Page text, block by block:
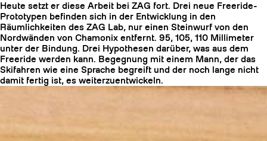
HARSCHEISEN
Heute setzt er diese Arbeit bei ZAG fort. Drei neue Freeride-
Prototypen befinden sich in der Entwicklung in den
Räumlichkeiten des ZAG Lab, nur einen Steinwurf von den
Nordwänden von Chamonix entfernt. 95, 105, 110 Millimeter
unter der Bindung. Drei Hypothesen darüber, was aus dem
Freeride werden kann. Begegnung mit einem Mann, der das
Skifahren wie eine Sprache begreift und der noch lange nicht
damit fertig ist, es weiterzuentwickeln.